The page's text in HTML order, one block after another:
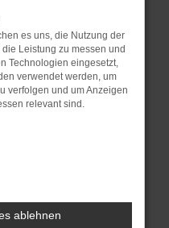
Werbeblocker, können
verhindern.
anderen Browser
vorübergehende
nur ein
es uns, die Nutzung der
Leistung zu messen und
Technologien eingesetzt,
verwendet werden, um
verfolgen und um Anzeigen
relevant sind.
ablehnen